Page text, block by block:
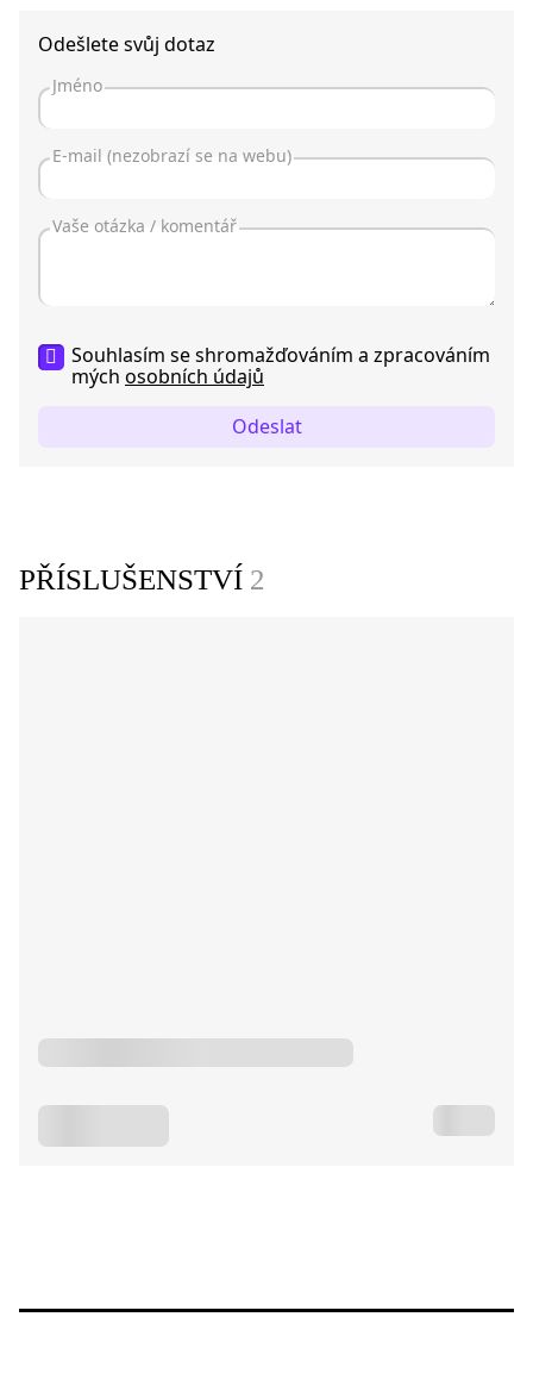
Odešlete svůj dotaz
Souhlasím se shromažďováním a zpracováním
mých osobních údajů
Odeslat
PŘÍSLUŠENSTVÍ 2